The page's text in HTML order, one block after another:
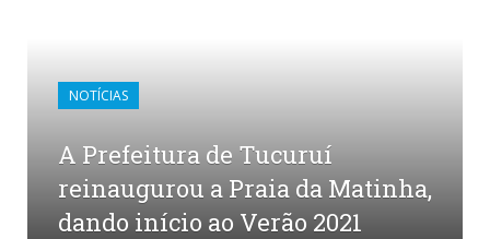
NOTÍCIAS
A Prefeitura de Tucuruí
reinaugurou a Praia da Matinha,
dando início ao Verão 2021